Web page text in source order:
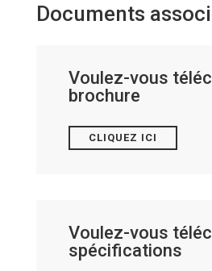
Documents
Voulez-vous
brochure
CLIQUEZ ICI
Voulez-vous
spécifications